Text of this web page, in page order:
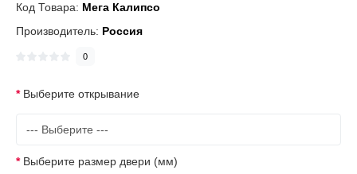
Код Товара: Мега Калипсо
Производитель: Россия
0
Выберите открывание
Выберите размер двери (мм)